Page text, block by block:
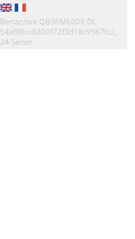
Bertazzoni QB36M600X DL
54af90cc8300f72f3d18c9567fc2,
24 Seiten